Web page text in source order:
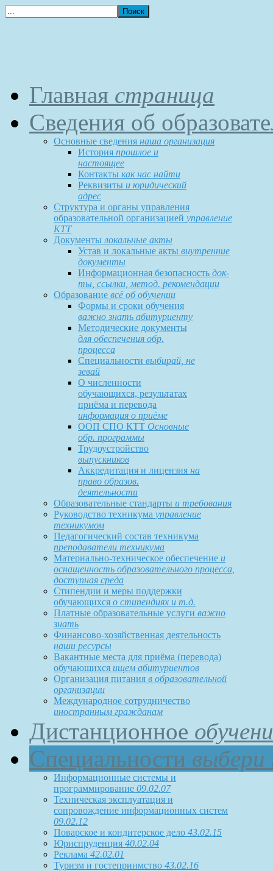
Главная страница
Сведения об
Основные сведения наша организация
История прошлое и
настоящее
Контакты как нас найти
Реквизиты и юридический
адрес
Структура и органы управления
образовательной организацией управление
КТТ
Документы локальные акты
Устав и локальные акты внутренние
документы
Информационная безопасность док-
ты, ссылки, метод. рекомендации
Образование всё об обучении
Формы и сроки обучения
важно знать абитуриенту
Методические документы
для обеспечения обр.
процесса
Специальности выбирай, не
зевай
О численности
обучающихся, результатах
приёма и перевода
информация о приёме
ООП СПО КТТ Основные
обр. программы
Трудоустройство
выпускников
Аккредитация и лицензия на
право образов.
деятельности
Образовательные стандарты и требования
Руководство техникума управление
техникумом
Педагогический состав техникума
преподаватели техникума
Материально-техническое обеспечение и
оснащенность образовательного процесса,
доступная среда
Стипендии и меры поддержки
обучающихся о стипендиях и т.д.
Платные образовательные услуги важно
знать
Финансово-хозяйственная деятельность
наши ресурсы
Вакантные места для приёма (перевода)
обучающихся ищем абитуриентов
Организация питания в образовательной
организации
Международное сотрудничество
иностранным гражданам
Дистанционное
Специальности выбери
Информационные системы и
программирование 09.02.07
Техническая эксплуатация и
сопровождение информационных систем
09.02.12
Поварское и кондитерское дело 43.02.15
Юриспруденция 40.02.04
Реклама 42.02.01
Туризм и гостеприимство 43.02.16